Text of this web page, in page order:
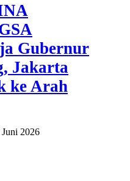
Gubernur
Jakarta
ke Arah
Juni 2026